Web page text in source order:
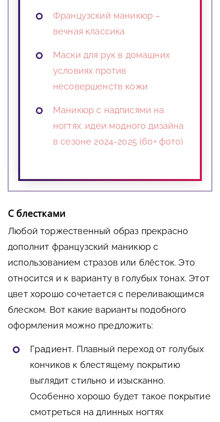
Французский маникюр –
вечная классика
Маски для рук в домашних
условиях против
несовершенств кожи
Маникюр с надписями на
ногтях: идеи модного дизайна
в сезоне 2024-2025 (60+ фото)
С блестками
Любой торжественный образ прекрасно
дополнит французский маникюр с
использованием стразов или блёсток. Это
относится и к варианту в голубых тонах. Этот
цвет хорошо сочетается с переливающимся
блеском. Вот какие варианты подобного
оформления можно предложить:
Градиент. Плавный переход от голубых
кончиков к блестящему покрытию
выглядит стильно и изысканно.
Особенно хорошо будет такое покрытие
смотреться на длинных ногтях